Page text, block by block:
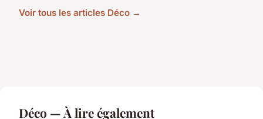
Voir tous les articles Déco →
Déco — À lire également